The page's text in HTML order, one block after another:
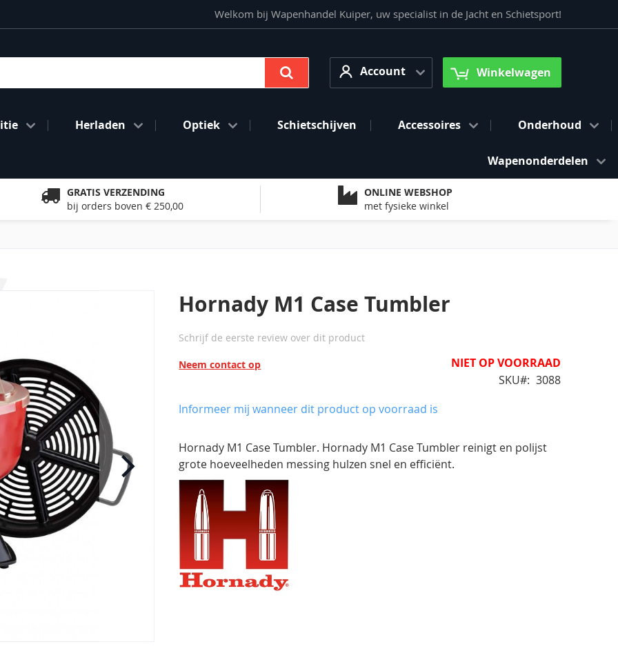
Welkom bij Wapenhandel Kuiper, uw specialist in de Jacht en Schietsport!
AccountAccount Winkelwagen
Herladen Optiek Schietschijven Accessoires Onderhoud
Wapenonderdelen
GRATIS VERZENDING
bij orders boven € 250,00
ONLINE WEBSHOP
met fysieke winkel
Hornady M1 Case Tumbler
Schrijf de eerste review over dit product
Neem contact op
NIET OP VOORRAAD
SKU
3088
Informeer mij wanneer dit product op voorraad is
Hornady M1 Case Tumbler. Hornady M1 Case Tumbler reinigt en polijst
grote hoeveelheden messing hulzen snel en efficiënt.